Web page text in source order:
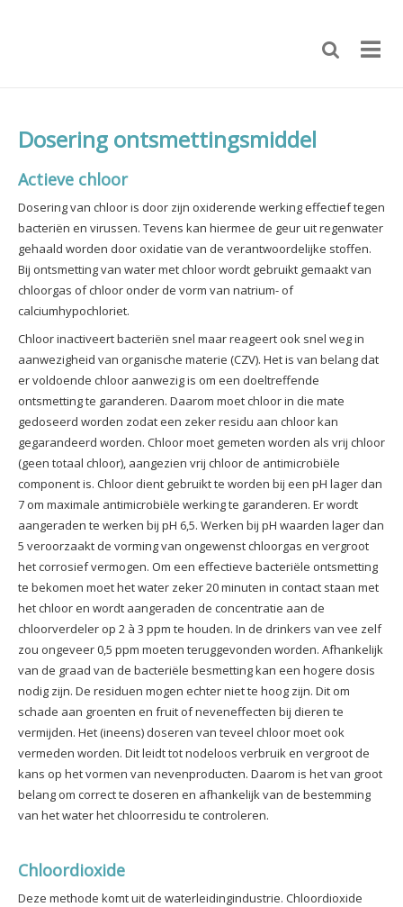
Dosering ontsmettingsmiddel
Actieve chloor
Dosering van chloor is door zijn oxiderende werking effectief tegen
bacteriën en virussen. Tevens kan hiermee de geur uit regenwater
gehaald worden door oxidatie van de verantwoordelijke stoffen.
Bij ontsmetting van water met chloor wordt gebruikt gemaakt van
chloorgas of chloor onder de vorm van natrium- of
calciumhypochloriet.
Chloor inactiveert bacteriën snel maar reageert ook snel weg in
aanwezigheid van organische materie (CZV). Het is van belang dat
er voldoende chloor aanwezig is om een doeltreffende
ontsmetting te garanderen. Daarom moet chloor in die mate
gedoseerd worden zodat een zeker residu aan chloor kan
gegarandeerd worden. Chloor moet gemeten worden als vrij chloor
(geen totaal chloor), aangezien vrij chloor de antimicrobiële
component is. Chloor dient gebruikt te worden bij een pH lager dan
7 om maximale antimicrobiële werking te garanderen. Er wordt
aangeraden te werken bij pH 6,5. Werken bij pH waarden lager dan
5 veroorzaakt de vorming van ongewenst chloorgas en vergroot
het corrosief vermogen. Om een effectieve bacteriële ontsmetting
te bekomen moet het water zeker 20 minuten in contact staan met
het chloor en wordt aangeraden de concentratie aan de
chloorverdeler op 2 à 3 ppm te houden. In de drinkers van vee zelf
zou ongeveer 0,5 ppm moeten teruggevonden worden. Afhankelijk
van de graad van de bacteriële besmetting kan een hogere dosis
nodig zijn. De residuen mogen echter niet te hoog zijn. Dit om
schade aan groenten en fruit of neveneffecten bij dieren te
vermijden. Het (ineens) doseren van teveel chloor moet ook
vermeden worden. Dit leidt tot nodeloos verbruik en vergroot de
kans op het vormen van nevenproducten. Daarom is het van groot
belang om correct te doseren en afhankelijk van de bestemming
van het water het chloorresidu te controleren.
Chloordioxide
Deze methode komt uit de waterleidingindustrie. Chloordioxide